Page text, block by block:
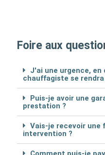
Foire aux
J'ai une urgence, en
chauffagiste se rendra
Puis-je avoir une
prestation ?
Vais-je recevoir une
intervention ?